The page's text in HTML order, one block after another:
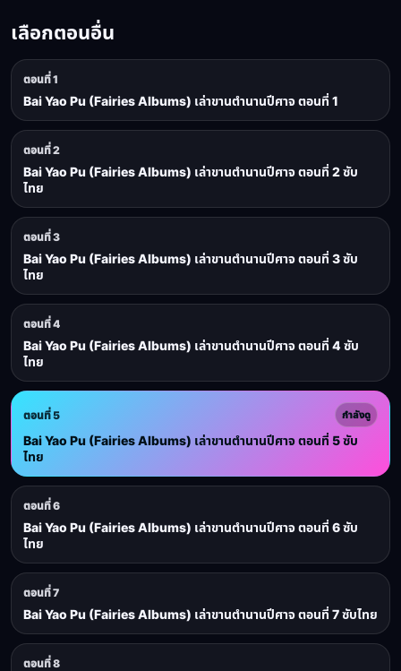
เลือกตอนอื่น
ตอนที่ 1
Bai Yao Pu (Fairies Albums) เล่าขานตำนานปีศาจ ตอนที่ 1
ตอนที่ 2
Bai Yao Pu (Fairies Albums) เล่าขานตำนานปีศาจ ตอนที่ 2 ซับ
ไทย
ตอนที่ 3
Bai Yao Pu (Fairies Albums) เล่าขานตำนานปีศาจ ตอนที่ 3 ซับ
ไทย
ตอนที่ 4
Bai Yao Pu (Fairies Albums) เล่าขานตำนานปีศาจ ตอนที่ 4 ซับ
ไทย
ตอนที่ 5 กำลังดู
Bai Yao Pu (Fairies Albums) เล่าขานตำนานปีศาจ ตอนที่ 5 ซับ
ไทย
ตอนที่ 6
Bai Yao Pu (Fairies Albums) เล่าขานตำนานปีศาจ ตอนที่ 6 ซับ
ไทย
ตอนที่ 7
Bai Yao Pu (Fairies Albums) เล่าขานตำนานปีศาจ ตอนที่ 7 ซับไทย
ตอนที่ 8